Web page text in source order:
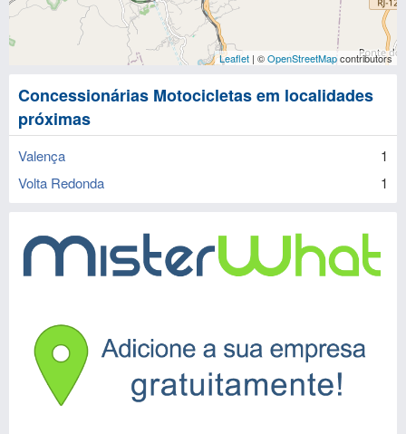
Leaflet | ©OpenStreetMapcontributors
Concessionárias Motocicletas em localidades
próximas
Valença
1
Volta Redonda
1